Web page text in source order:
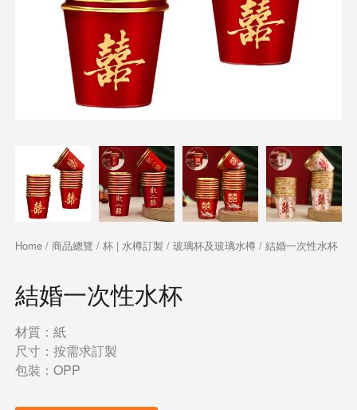
Home/ 商品總覽 / 杯 | 水樽訂製 / 玻璃杯及玻璃水樽/ 結婚一次性水杯
結婚一次性水杯
材質：紙
尺寸：按需求訂製
包裝：OPP